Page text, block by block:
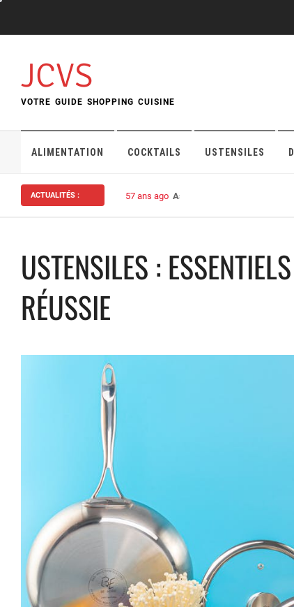
content
JCVS
VOTRE GUIDE SHOPPING CUISINE
ALIMENTATION COCKTAILS USTENSILES
ACTUALITÉS : 57 ans ago Assurance habitation : bien
USTENSILES :
RÉUSSIE